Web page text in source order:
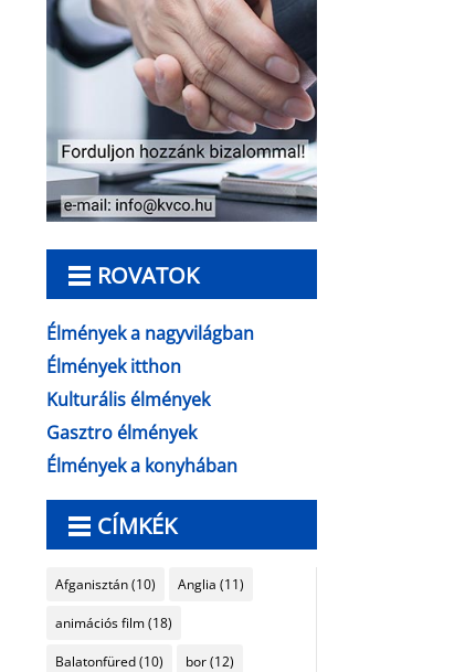
ROVATOK
Élmények a nagyvilágban
Élmények itthon
Kulturális élmények
Gasztro élmények
Élmények a konyhában
CÍMKÉK
Afganisztán(10) Anglia (11)
animációs film(18)
Balatonfüred(10) bor(12)